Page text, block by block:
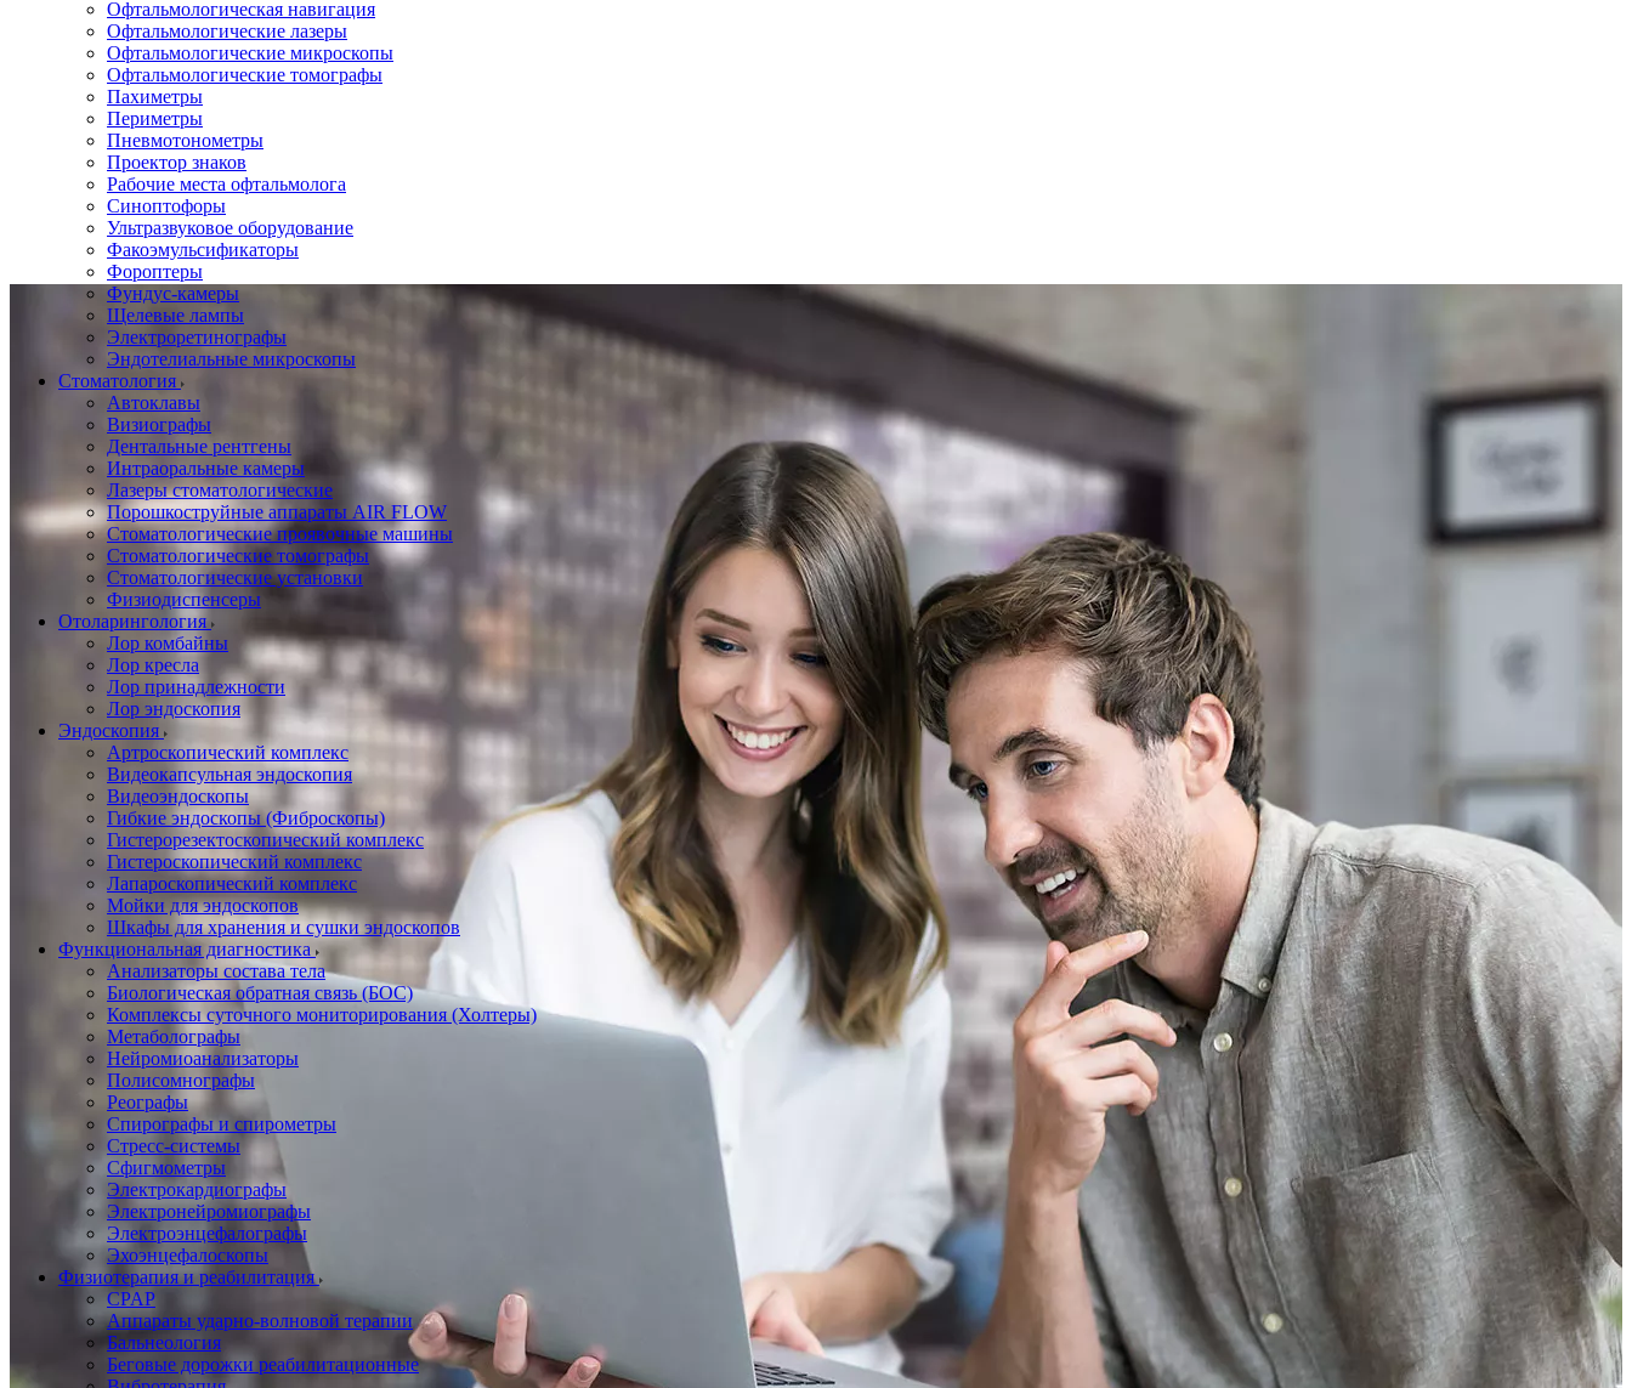
Офтальмологическая навигация
Офтальмологические лазеры
Офтальмологические микроскопы
Офтальмологические томографы
Пахиметры
Периметры
Пневмотонометры
Проектор знаков
Рабочие места офтальмолога
Синоптофоры
Ультразвуковое оборудование
Факоэмульсификаторы
Фороптеры
Фундус-камеры
Щелевые лампы
Электроретинографы
Эндотелиальные микроскопы
Стоматология
Автоклавы
Визиографы
Дентальные рентгены
Интраоральные камеры
Лазеры стоматологические
Порошкоструйные аппараты AIR FLOW
Стоматологические проявочные машины
Стоматологические томографы
Стоматологические установки
Физиодиспенсеры
Отоларингология
Лор комбайны
Лор кресла
Лор принадлежности
Лор эндоскопия
Эндоскопия
Артроскопический комплекс
Видеокапсульная эндоскопия
Видеоэндоскопы
Гибкие эндоскопы (Фиброcкопы)
Гистерорезектоскопический комплекс
Гистероскопический комплекс
Лапароскопический комплекс
Мойки для эндоскопов
Шкафы для хранения и сушки эндоскопов
Функциональная диагностика
Анализаторы состава тела
Биологическая обратная связь (БОС)
Комплексы суточного мониторирования (Холтеры)
Метаболографы
Нейромиоанализаторы
Полисомнографы
Реографы
Спирографы и спирометры
Стресс-системы
Сфигмометры
Электрокардиографы
Электронейромиографы
Электроэнцефалографы
Эхоэнцефалоскопы
Физиотерапия и реабилитация
CPAP
Аппараты ударно-волновой терапии
Бальнеология
Беговые дорожки реабилитационные